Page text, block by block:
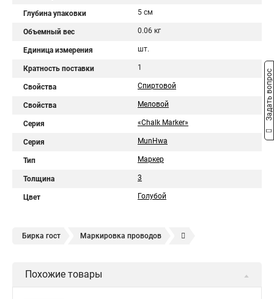
Глубина упаковки 5 см
Объемный вес 0.06 кг
Единица измерения шт.
Кратность поставки 1
Свойства Спиртовой
Свойства Меловой
Серия «Chalk Marker»
Серия MunHwa
Тип Маркер
Толщина 3
Цвет Голубой
Бирка гост Маркировка проводов
Бирка кабельная
Похожие товары
Задать вопрос